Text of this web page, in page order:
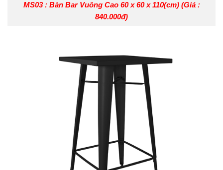
MS03 : Bàn Bar Vuông Cao 60 x 60 x 110(cm) (Giá :
840.000đ)